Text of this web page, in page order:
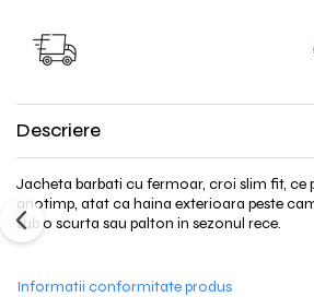
Descriere
Jacheta barbati cu fermoar, croi slim fit,
anotimp, atat ca haina exterioara peste
sub o scurta sau palton in sezonul rece.
Informatii conformitate produs